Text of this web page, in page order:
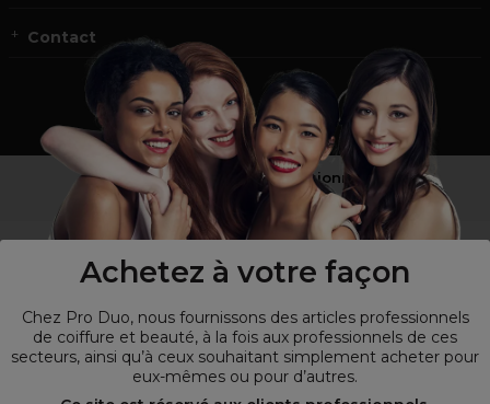
Achetez à votre façon
Chez Pro Duo, nous fournissons des articles professionnels
de coiffure et beauté, à la fois aux professionnels de ces
secteurs, ainsi qu’à ceux souhaitant simplement acheter pour
eux-mêmes ou pour d’autres.
Contact
Vous n’êtes pas un professionnel ?
Visitez notre site pourles particuliers !